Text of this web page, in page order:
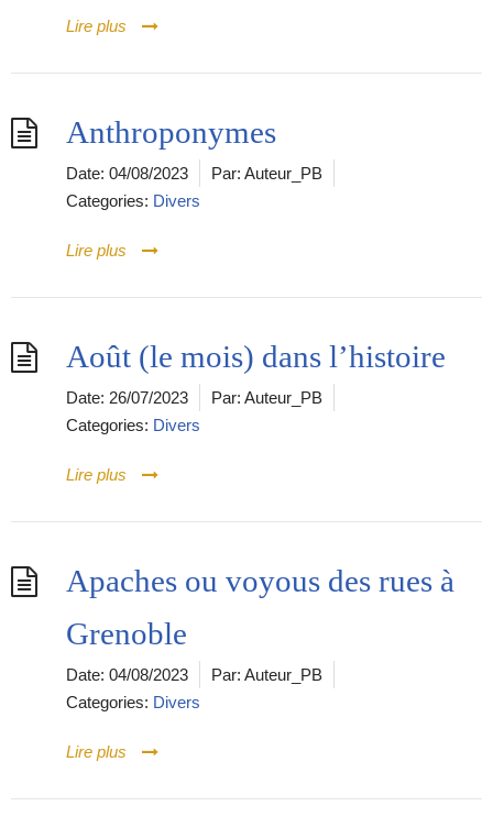
Lire plus
Anthroponymes
Date: 04/08/2023 Par: Auteur_PB
Categories: Divers
Lire plus
Août (le mois) dans l’histoire
Date: 26/07/2023 Par: Auteur_PB
Categories: Divers
Lire plus
Apaches ou voyous des rues à
Grenoble
Date: 04/08/2023 Par: Auteur_PB
Categories: Divers
Lire plus